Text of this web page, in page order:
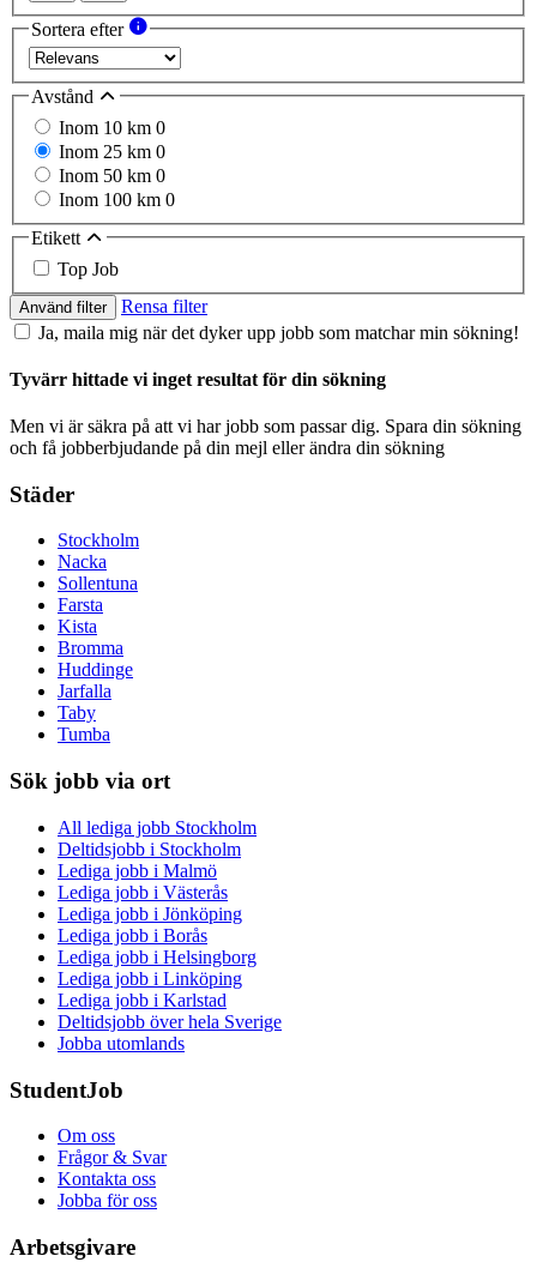
Sortera efter
Avstånd
Inom 10 km 0
Inom 25 km 0
Inom 50 km 0
Inom 100 km 0
Etikett
Top Job
Använd filter
Rensa filter
Ja, maila mig när det dyker upp jobb som matchar min sökning!
Tyvärr hittade vi inget resultat för din sökning
Men vi är säkra på att vi har jobb som passar dig. Spara din sökning
och få jobberbjudande på din mejl eller ändra din sökning
Städer
Stockholm
Nacka
Sollentuna
Farsta
Kista
Bromma
Huddinge
Jarfalla
Taby
Tumba
Sök jobb via ort
All lediga jobb Stockholm
Deltidsjobb i Stockholm
Lediga jobb i Malmö
Lediga jobb i Västerås
Lediga jobb i Jönköping
Lediga jobb i Borås
Lediga jobb i Helsingborg
Lediga jobb i Linköping
Lediga jobb i Karlstad
Deltidsjobb över hela Sverige
Jobba utomlands
StudentJob
Om oss
Frågor & Svar
Kontakta oss
Jobba för oss
Arbetsgivare